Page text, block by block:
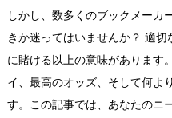
しかし、数多くのブックメーカ
きか迷ってはいませんか？ 適
に賭ける以上の意味があります
イ、最高のオッズ、そして何よ
す。この記事では、あなたのニ